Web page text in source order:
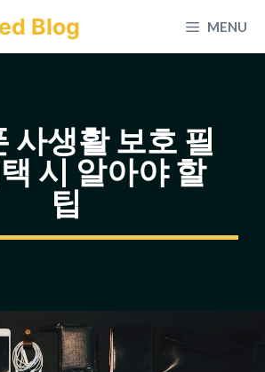
Blog MENU
사생활 보호 필
시 알아야 할
팁